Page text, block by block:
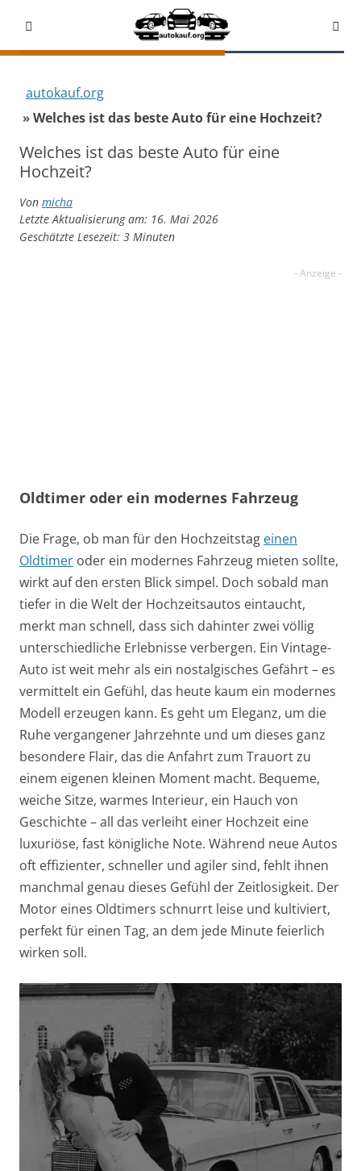
autokauf.org
Welches ist das beste Auto für eine Hochzeit?
Welches ist das beste Auto für eine
Hochzeit?
Von micha
Letzte Aktualisierung am: 16. Mai 2026
Geschätzte Lesezeit: 3 Minuten
Oldtimer oder ein modernes Fahrzeug
Die Frage, ob man für den Hochzeitstag einen
Oldtimer oder ein modernes Fahrzeug mieten sollte,
wirkt auf den ersten Blick simpel. Doch sobald man
tiefer in die Welt der Hochzeitsautos eintaucht,
merkt man schnell, dass sich dahinter zwei völlig
unterschiedliche Erlebnisse verbergen. Ein Vintage-
Auto ist weit mehr als ein nostalgisches Gefährt – es
vermittelt ein Gefühl, das heute kaum ein modernes
Modell erzeugen kann. Es geht um Eleganz, um die
Ruhe vergangener Jahrzehnte und um dieses ganz
besondere Flair, das die Anfahrt zum Trauort zu
einem eigenen kleinen Moment macht. Bequeme,
weiche Sitze, warmes Interieur, ein Hauch von
Geschichte – all das verleiht einer Hochzeit eine
luxuriöse, fast königliche Note. Während neue Autos
oft effizienter, schneller und agiler sind, fehlt ihnen
manchmal genau dieses Gefühl der Zeitlosigkeit. Der
Motor eines Oldtimers schnurrt leise und kultiviert,
perfekt für einen Tag, an dem jede Minute feierlich
wirken soll.